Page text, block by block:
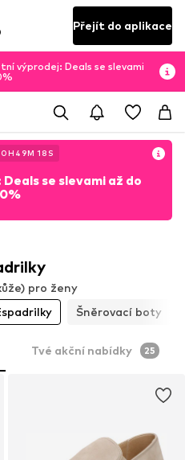
Přejít do aplikace
výprodej: Deals se slevami
H 49M 16 S
se slevami až do
pro ženy
Šněrovací boty
Tvé akční nabídky 25